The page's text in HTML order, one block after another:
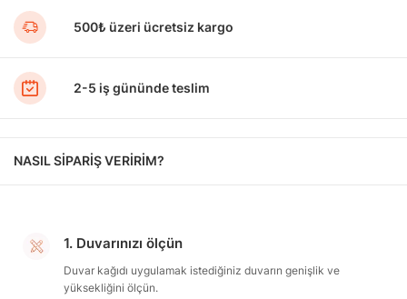
500₺ üzeri ücretsiz kargo
2-5 iş gününde teslim
NASIL SİPARİŞ VERİRİM?
1. Duvarınızı ölçün
Duvar kağıdı uygulamak istediğiniz duvarın genişlik ve
yüksekliğini ölçün.